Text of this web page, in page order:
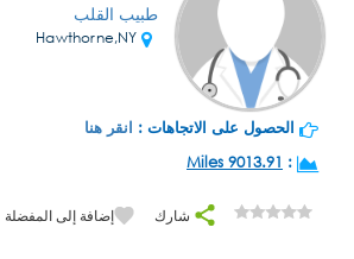
طبيب القلب
الحصول على الاتجاهات : انقر هنا
:
9013.91 Miles
شارك إضافة إلى المفضلة